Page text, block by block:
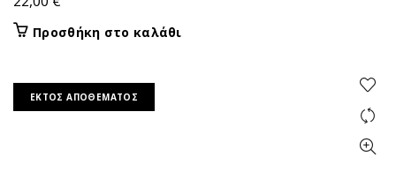
Προσθήκη στο καλάθι
ΕΚΤΌΣ ΑΠΟΘΈΜΑΤΟΣ